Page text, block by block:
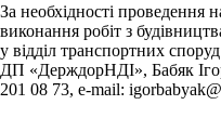
За необхідності проведення
виконання робіт з
у відділ транспортних
ДП «ДерждорНДІ», Бабяк
201 08 73, e-mail: